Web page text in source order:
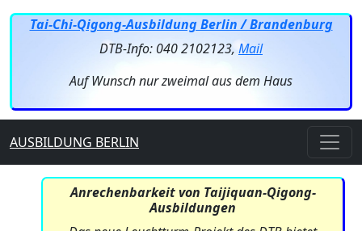
Tai-Chi-Qigong-Ausbildung Berlin / Brandenburg
DTB-Info: 040 2102123, Mail
Auf Wunsch nur zweimal aus dem Haus
AUSBILDUNG BERLIN
Anrechenbarkeit von Taijiquan-Qigong-
Ausbildungen